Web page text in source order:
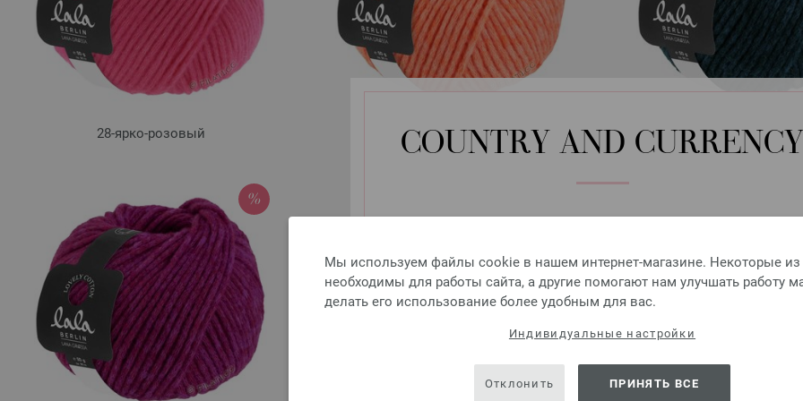
COUNTRY AND CURRENCY
LANGUAGE
SHIPPING TO
USA - The United States of America
Мы используем файлы cookie в нашем интернет-магазине. Некоторые из
необходимы для работы сайта, а другие помогают нам улучшать работу
делать его использование более удобным для вас.
Индивидуальные настройки
Отклонить ПРИНЯТЬ ВСЕ
28-ярко-розовый 34-коралловый 39-тёмно сине-